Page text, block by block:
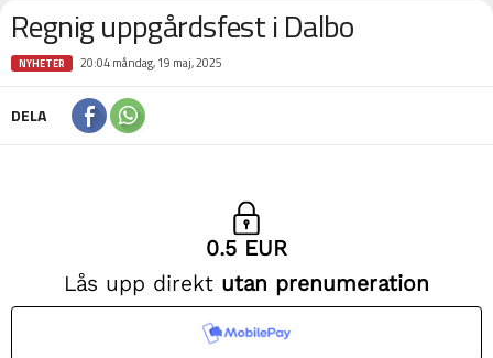
Regnig uppgårdsfest i Dalbo
NYHETER 20:04 måndag, 19 maj, 2025
DELA